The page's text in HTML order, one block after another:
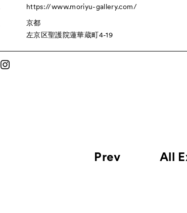
https://www.moriyu-gallery.com/
京都
左京区聖護院蓮華蔵町4-19
Prev All